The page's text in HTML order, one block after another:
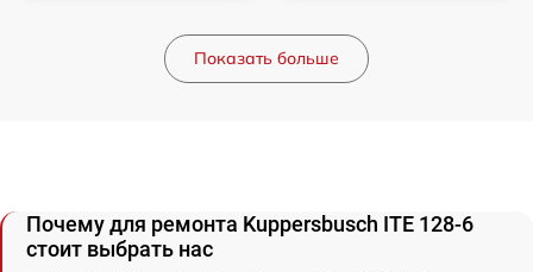
Показать больше
Почему для ремонта Kuppersbusch ITE 128-6
стоит выбрать нас